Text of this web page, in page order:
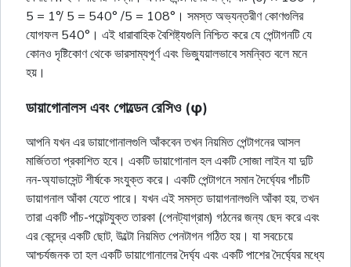
5 = 1°/ 5 = 540° /5 = 108°। সমস্ত অভ্যন্তরীণ কোণগুলির
যোগফল 540°। এই ধারাবাহিক বৈশিষ্ট্যগুলি নিশ্চিত করে যে পেন্টাগনটি যে
কোনও দৃষ্টিকোণ থেকে ভারসাম্যপূর্ণ এবং ভিজ্যুয়ালভাবে সমন্বিত বলে মনে
হয়।
ডায়াগোনালস এবং গোল্ডেন রেসিও (φ)
আপনি যখন এর ডায়াগোনালগুলি আঁকবেন তখন নিয়মিত পেন্টাগনের আসল
মার্জিততা প্রকাশিত হবে। একটি ডায়াগোনাল হল একটি সোজা লাইন যা দুটি
নন-অ্যাডাসেন্ট শীর্ষকে সংযুক্ত করে। একটি পেন্টাগনে সমান দৈর্ঘ্যের পাঁচটি
ডায়াগনাল আঁকা যেতে পারে। যখন এই সমস্ত ডায়াগনালগুলি আঁকা হয়, তখন
তারা একটি পাঁচ-পয়েন্টযুক্ত তারকা (পেনট্যাগ্রাম) গঠনের জন্য ছেদ করে এবং
এর কেন্দ্রে একটি ছোট, উল্টো নিয়মিত পেনটাগন গঠিত হয়। যা সবচেয়ে
আশ্চর্যজনক তা হল একটি ডায়াগোনালের দৈর্ঘ্য এবং একটি পাশের দৈৰ্ঘ্যের মধ্যে